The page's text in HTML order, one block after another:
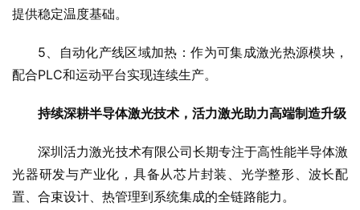
提供稳定温度基础。
5、自动化产线区域加热：作为可集成激光热源模块，
配合PLC和运动平台实现连续生产。
持续深耕半导体激光技术，活力激光助力高端制造升级
深圳活力激光技术有限公司长期专注于高性能半导体激
光器研发与产业化，具备从芯片封装、光学整形、波长配
置、合束设计、热管理到系统集成的全链路能力。